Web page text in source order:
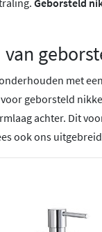
met
geborsteld
achter. Dit
ook ons